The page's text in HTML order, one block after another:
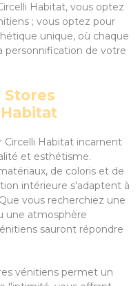
Habitat, vous optez
; vous optez pour
unique, où chaque
personnification de votre
Stores
Circelli Habitat incarnent
et esthétisme.
de coloris et de
intérieure s'adaptent à
vous recherchiez une
une atmosphère
sauront répondre
vénitiens permet un